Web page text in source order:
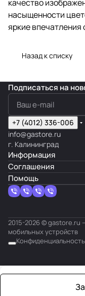
качество
насыщенности
яркие впечатления
Назад к списку
Подписаться на
+7 (4012) 336-006
info@gastore.ru
г. Калининград
Информация
Соглашения
Помощь
2015-2026 © gastore.ru
мобильных устройств
Конфиденциальность